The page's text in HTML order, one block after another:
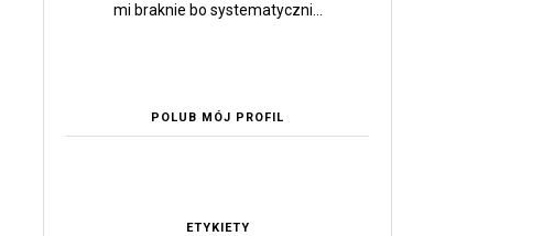
mi braknie bo systematyczni...
POLUB MÓJ PROFIL
ETYKIETY